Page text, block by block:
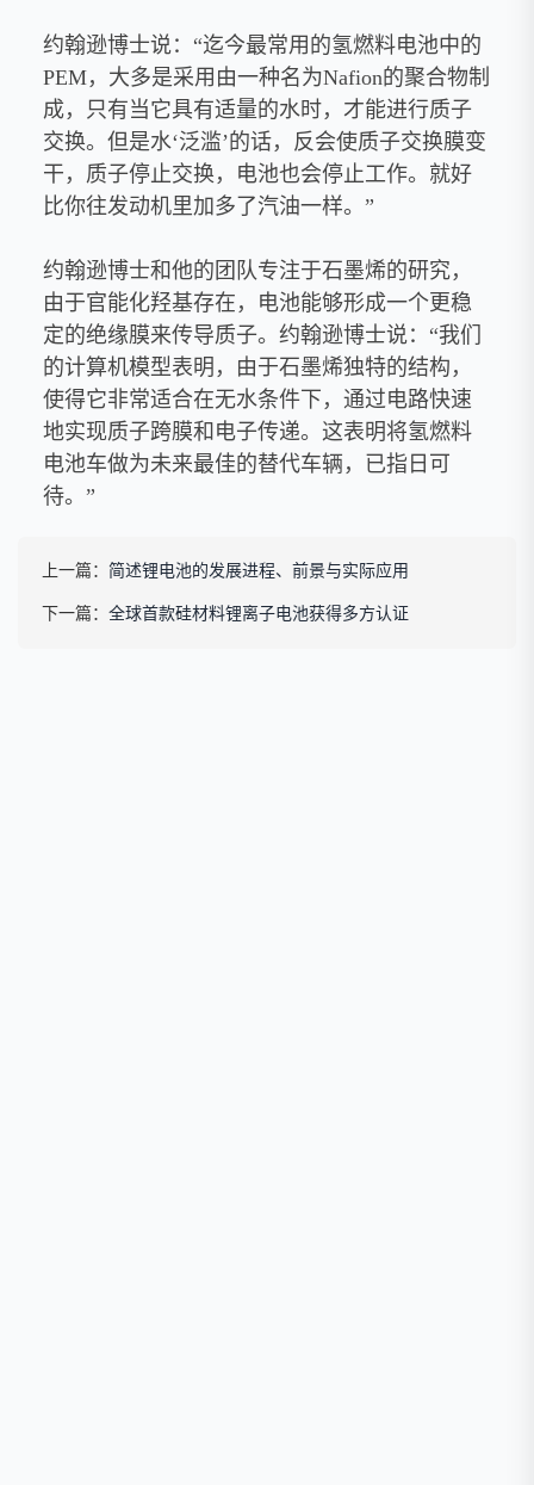
约翰逊博士说：“迄今最常用的氢燃料电池中的
PEM，大多是采用由一种名为Nafion的聚合物制
成，只有当它具有适量的水时，才能进行质子
交换。但是水‘泛滥’的话，反会使质子交换膜变
干，质子停止交换，电池也会停止工作。就好
比你往发动机里加多了汽油一样。”
约翰逊博士和他的团队专注于石墨烯的研究，
由于官能化羟基存在，电池能够形成一个更稳
定的绝缘膜来传导质子。约翰逊博士说：“我们
的计算机模型表明，由于石墨烯独特的结构，
使得它非常适合在无水条件下，通过电路快速
地实现质子跨膜和电子传递。这表明将氢燃料
电池车做为未来最佳的替代车辆，已指日可
待。”
上一篇： 简述锂电池的发展进程、前景与实际应用
下一篇： 全球首款硅材料锂离子电池获得多方认证